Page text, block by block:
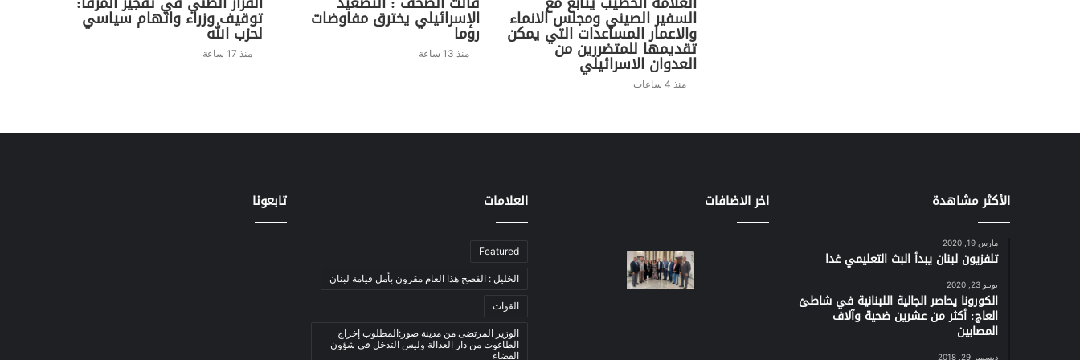
السفير الصيني ومجلس الانماء
والاعمار المساعدات التي يمكن
تقديمها للمتضررين من
العدوان الاسرائيلي
منذ 4 ساعات
الإسرائيلي يخترق مفاوضات
روما
منذ 13 ساعة
توقيف وزراء واتهام سياسي
لحزب الله
منذ 17 ساعة
الأكثر مشاهدة
مارس 19, 2020
تلفزيون لبنان يبدأ البث التعليمي غدا
يونيو 23, 2020
الكورونا يحاصر الجالية اللبنانية في شاطئ
العاج: أكثر من عشرين ضحية وآلاف
المصابين
ديسمبر 29, 2018
اخر الاضافات العلامات
Featured
الخليل : الفصح هذا العام مقرون بأمل قيامة لبنان
القوات
الوزير المرتضى من مدينة صور:المطلوب إخراج
الطاغوت من دار العدالة وليس التدخل في شؤون
القضاء
تابعونا